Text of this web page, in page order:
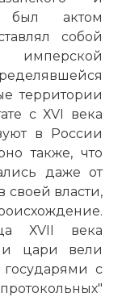
был актом
собой
территории
с ХVI века
в России
также, что
даже от
власти,
ХVII века
и цари вели
с